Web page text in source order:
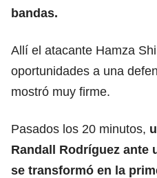
bandas.
Allí el atacante Hamza
oportunidades a una
mostró muy firme.
Pasados los 20 minutos,
Randall Rodríguez ante
se transformó en la